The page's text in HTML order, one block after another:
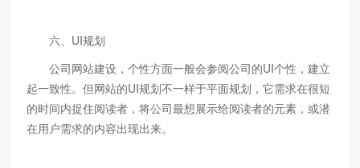
六、UI规划
公司网站建设，个性方面一般会参阅公司的UI个性，建立
起一致性。但网站的UI规划不一样于平面规划，它需求在很短
的时间内捉住阅读者，将公司最想展示给阅读者的元素，或潜
在用户需求的内容出现出来。